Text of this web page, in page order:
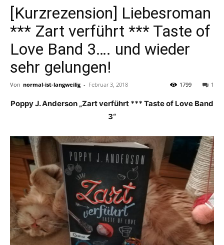
[Kurzrezension] Liebesroman
*** Zart verführt *** Taste of
Love Band 3…. und wieder
sehr gelungen!
Von normal-ist-langweilig - Februar 3, 2018 1
1799
Poppy J. Anderson „Zart verführt *** Taste of Love Band
3“